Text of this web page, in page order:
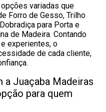
variadas que
Forro de Gesso, Trilho
para Porta e
de Madeira. Contando
experientes, o
de cada cliente,
a Juaçaba Madeiras
para quem